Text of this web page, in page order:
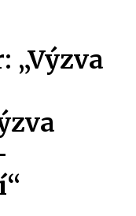
„Výzva